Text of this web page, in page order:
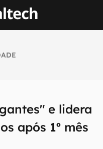
e lidera
após 1º mês
em primeira